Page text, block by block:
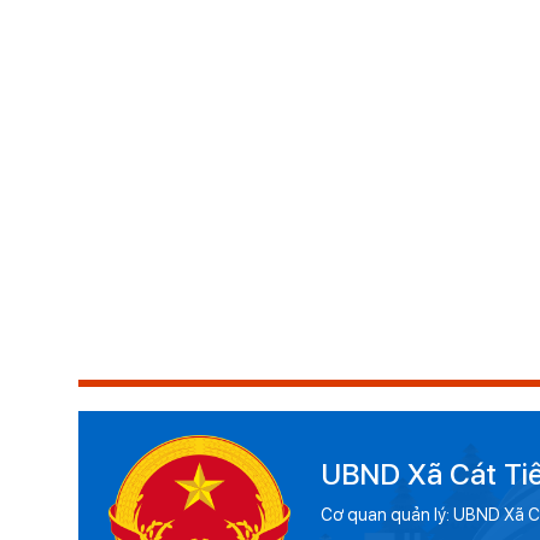
UBND Xã Cát
Cơ quan quản lý: UBND Xã